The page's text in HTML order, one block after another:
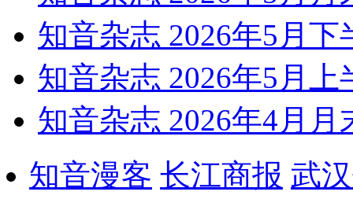
知音杂志 2026年5月下
知音杂志 2026年5月上
知音杂志 2026年4月月
知音漫客 长江商报 武